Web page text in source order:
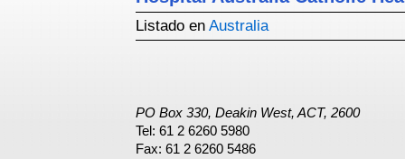
Listado en Australia
PO Box 330, Deakin West, ACT, 2600
Tel: 61 2 6260 5980
Fax: 61 2 6260 5486